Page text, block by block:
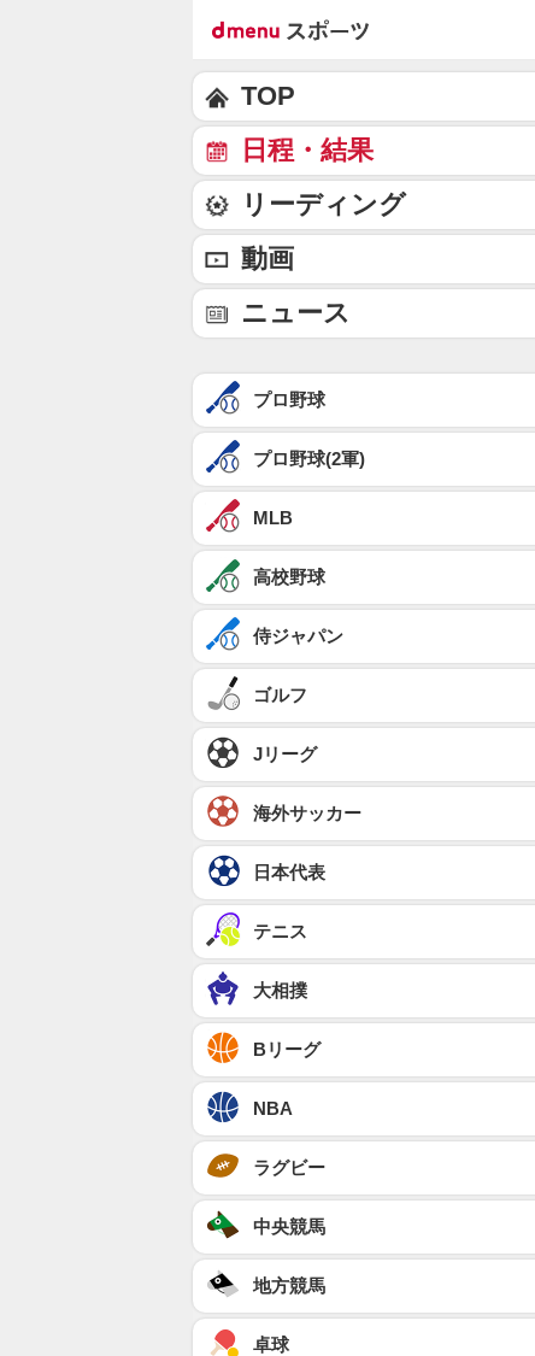
TOP
日程・結果
リーディング
動画
ニュース
プロ野球
プロ野球(2軍)
MLB
高校野球
侍ジャパン
ゴルフ
Jリーグ
海外サッカー
日本代表
テニス
大相撲
Bリーグ
NBA
ラグビー
中央競馬
地方競馬
卓球